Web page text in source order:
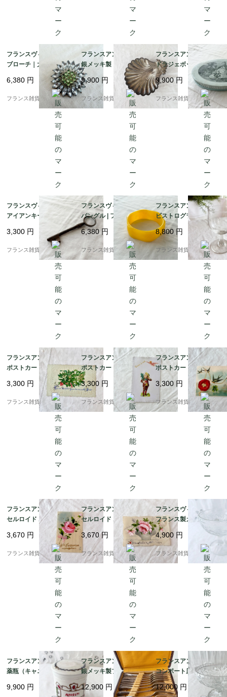
フランスヴィンテージ
ブローチ｜大粒 クリア
ラインストーン 花モチ
ーフ シルバー×グリー
ン フォーマルにも |195
6,380 円
フランス雑貨chouchou
フランスアンティーク
銀メッキ製トレイ | 貝
殻モチーフ シェル型 小
物入れ |1930－60年代
頃
9,900 円
フランス雑貨chouchou
フランスアンティーク
ドラジェボックス | 愛
らしいくすみブルーの
紙箱 |1900年代初頭
9,900円
フランス雑貨chouchou
フランスヴィンテージ
アイアンキー | 鍛鉄の
パリの蚤の市 | 1900年
代中頃
3,300 円
フランス雑貨chouchou
フランスヴィンテージ
バングル | フレンチ イ
エローカラー 太バング
ル｜レトロ樹脂 |1960s
6,380円
フランス雑貨chouchou
フランスアンティーク
ビストログラス | 19世
紀フランスの温もり |
宙吹き（手吹き）ガラ
ス 1
8,800 円
フランス雑貨chouchou
フランスアンティーク
ポストカード | エンボ
ス加工 ヤドリギ 幸運の
象徴 | 1900年代初頭
（F004）
3,300 円
フランス雑貨chouchou
フランスアンティーク
ポストカード | ヴィク
トリアン調 花束を持っ
た男の子 未使用 | 1900
年代初頭（F004）
3,300 円
フランス雑貨chouchou
フランスアンティーク
ポストカード | ノスタ
ルジックな風合い ツバ
メと四葉のクローバー |
1900年代初頭（I001）
3,300 円
フランス雑貨chouchou
フランスアンティーク
セルロイド ポストカー
ド | ピンク薔薇のブー
ケ ハンドペイント | 19
10－40年代（G004）
3,670 円
フランス雑貨chouchou
フランスアンティーク
セルロイド ポストカー
ド | 薔薇のブーケ ハン
ドペイント | 1900年代
初期（H002）
3,670円
フランス雑貨chouchou
フランスヴィンテージ
フランス製ガラス皿 |
爽やかなレトロフルー
ツ柄 可憐で涼し気な印
象 | 1900年代中頃
4,900 円
フランス雑貨chouchou
フランスアンティーク
薬瓶（キャニスター）|
金彩やグリーンの植物
が描かれた「AURE
9,900 円
フランスアンティーク
銀メッキ製フォーク10
本セット｜フレンチエ
レガンス ロカイユ＆ア
12,900 円
フランスアンティーク
コンポート皿 | 美しい
模様のプレスドガラス
が素敵 | 1900年代中頃
12,000 円